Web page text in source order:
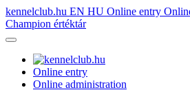
kennelclub.hu EN HU Online entry
Champion értéktár
Online entry
Online administration